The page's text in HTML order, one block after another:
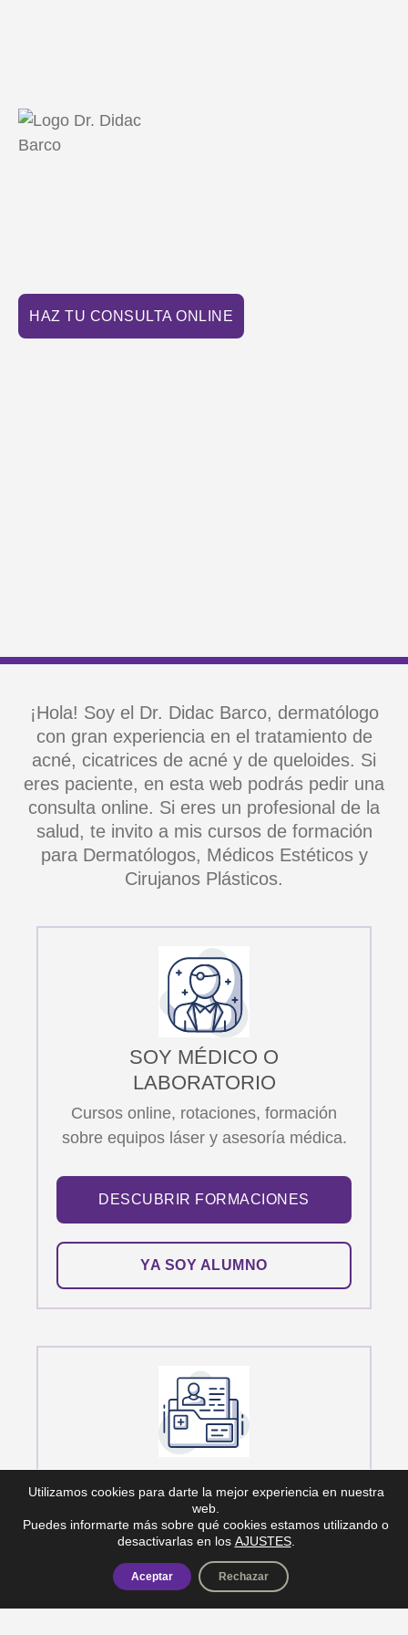
HAZ TU CONSULTA ONLINE
¡Hola! Soy el Dr. Didac Barco, dermatólogo
con gran experiencia en el tratamiento de
acné, cicatrices de acné y de queloides. Si
eres paciente, en esta web podrás pedir una
consulta online. Si eres un profesional de la
salud, te invito a mis cursos de formación
para Dermatólogos, Médicos Estéticos y
Cirujanos Plásticos.
SOY MÉDICO O
LABORATORIO
Cursos online, rotaciones, formación
sobre equipos láser y asesoría médica.
DESCUBRIR FORMACIONES
YA SOY ALUMNO
SOY PACIENTE
Pide tu consulta online con el Dr.Didac
Barco.
PEDIR CITA VIRTUAL
Utilizamos cookies para darte la mejor experiencia en nuestra
web.
Puedes informarte más sobre qué cookies estamos utilizando o
desactivarlas en los AJUSTES.
Aceptar Rechazar